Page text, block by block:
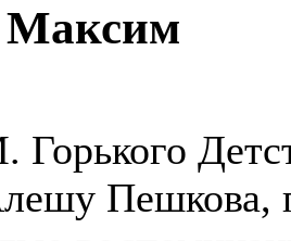
Максим
Горького
Пешкова,